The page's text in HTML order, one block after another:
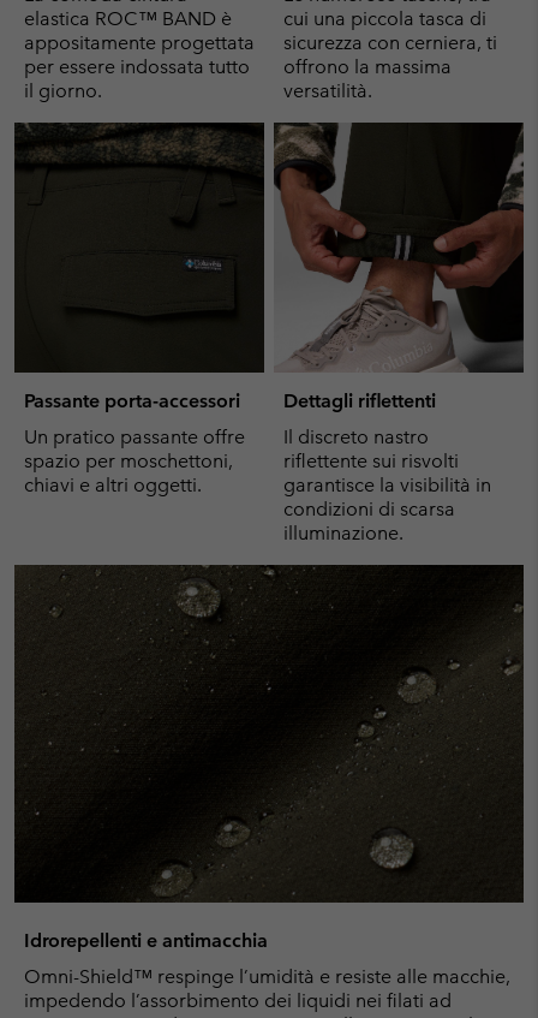
elastica ROC™ BAND è
appositamente progettata
per essere indossata tutto
il giorno.
cui una piccola tasca di
sicurezza con cerniera, ti
offrono la massima
versatilità.
Passante porta-accessori
Un pratico passante offre
spazio per moschettoni,
chiavi e altri oggetti.
Dettagli riflettenti
Il discreto nastro
riflettente sui risvolti
garantisce la visibilità in
condizioni di scarsa
illuminazione.
Idrorepellenti e antimacchia
Omni-Shield™ respinge l’umidità e resiste alle macchie,
impedendo l’assorbimento dei liquidi nei filati ad